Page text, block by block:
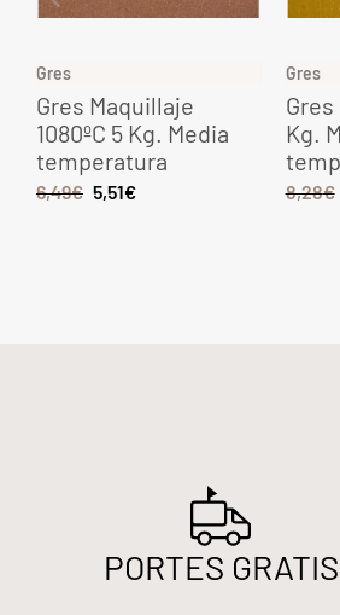
Gres
Gres Maquillaje
1080ºC 5 Kg. Media
temperatura
6,49€ 5,51€
Gres
Gres
Kg.
8,28€
PORTES GRATIS